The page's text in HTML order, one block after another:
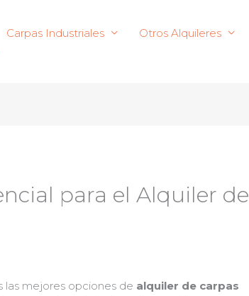
Carpas Industriales Otros Alquileres
para el Alquiler de
las mejores opciones de alquiler de carpas